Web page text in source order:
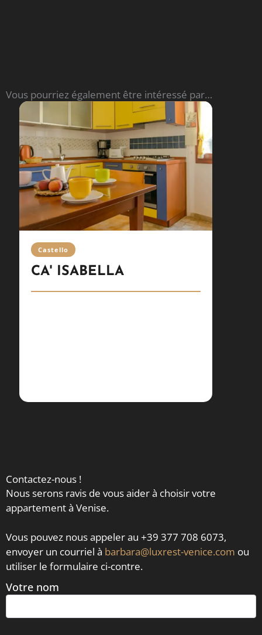
Vous pourriez également être intéressé par…
Castello
CA' ISABELLA
Contactez-nous !
Nous serons ravis de vous aider à choisir votre
appartement à Venise.
Vous pouvez nous appeler au +39 377 708 6073,
envoyer un courriel à barbara@luxrest-venice.com ou
utiliser le formulaire ci-contre.
Votre nom